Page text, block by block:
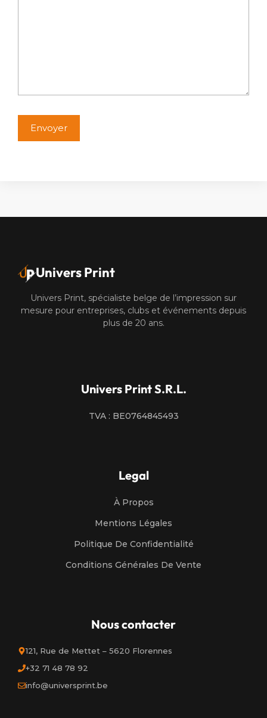
Univers Print
Univers Print, spécialiste belge de l’impression sur
mesure pour entreprises, clubs et événements depuis
plus de 20 ans.
Univers Print S.R.L.
TVA : BE0764845493
Legal
À Propos
Mentions Légales
Politique De Confidentialité
Conditions Générales De Vente
Nous contacter
121, Rue de Mettet – 5620 Florennes
+32 71 48 78 92
info@universprint.be